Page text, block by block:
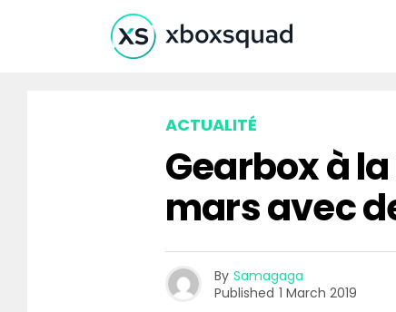
ACTUALITÉ
Gearbox à la
mars avec
By Samagaga
Published 1 March 2019